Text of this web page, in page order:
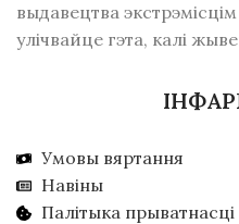
выдавецтва
улічвайце гэта, калі
Умовы вяртання
Навіны
Палітыка прыватнасці